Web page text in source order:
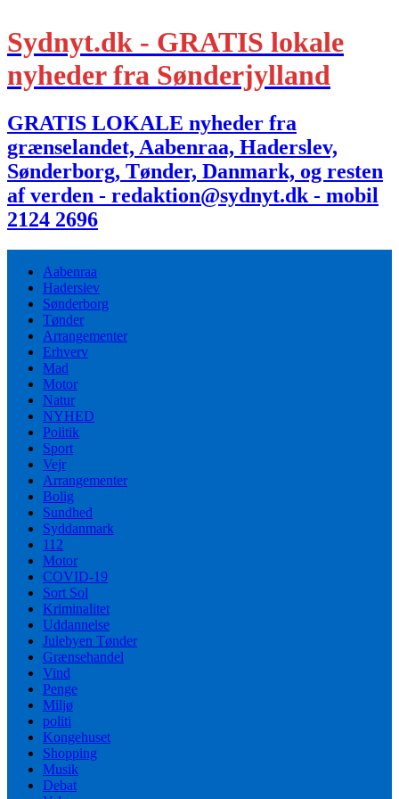
Sydnyt.dk - GRATIS lokale
nyheder fra Sønderjylland
GRATIS LOKALE nyheder fra
grænselandet, Aabenraa, Haderslev,
Sønderborg, Tønder, Danmark, og resten
af verden - redaktion@sydnyt.dk - mobil
2124 2696
Aabenraa
Haderslev
Sønderborg
Tønder
Arrangementer
Erhverv
Mad
Motor
Natur
NYHED
Politik
Sport
Vejr
Arrangementer
Bolig
Sundhed
Syddanmark
112
Motor
COVID-19
Sort Sol
Kriminalitet
Uddannelse
Julebyen Tønder
Grænsehandel
Vind
Penge
Miljø
politi
Kongehuset
Shopping
Musik
Debat